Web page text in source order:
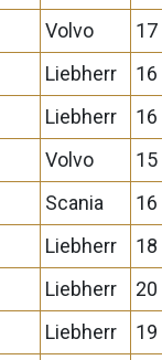
Volvo 17
Liebherr 16
Liebherr 16
Volvo 15
Scania 16
Liebherr 18
Liebherr 20
Liebherr 19